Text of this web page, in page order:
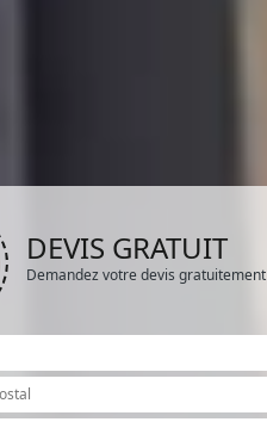
DEVIS GRATUIT
Demandez votre devis gratuitement